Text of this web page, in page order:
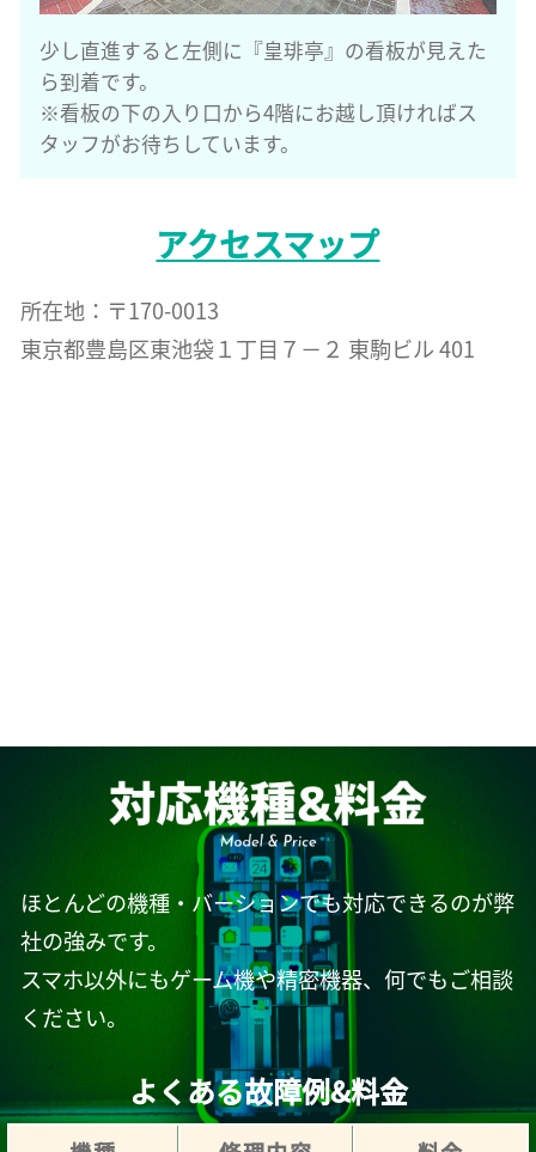
少し直進すると左側に『皇琲亭』の看板が見えた
ら到着です。
※看板の下の入り口から4階にお越し頂ければス
タッフがお待ちしています。
アクセスマップ
所在地：〒170-0013
東京都豊島区東池袋１丁目７−２ 東駒ビル 401
ほとんどの機種・バーションでも対応できるのが弊
社の強みです。
スマホ以外にもゲーム機や精密機器、何でもご相談
ください。
よくある故障例&料金